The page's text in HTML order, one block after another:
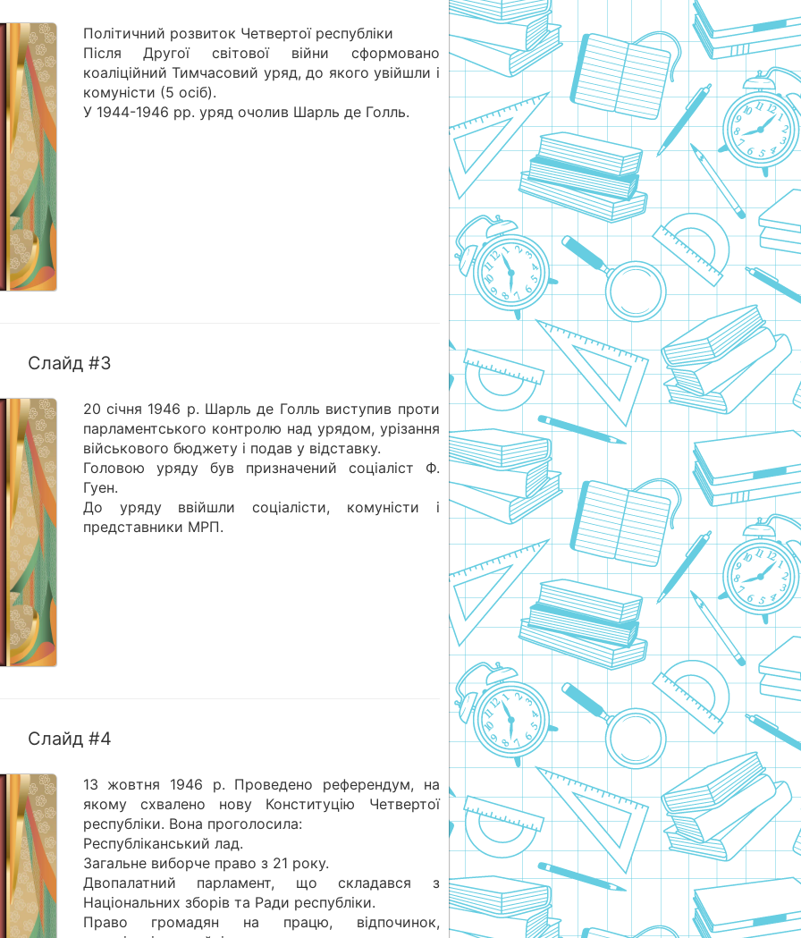
Політичний розвиток Четвертої республіки
Після Другої світової війни сформовано
коаліційний Тимчасовий уряд, до якого увійшли і
комуністи (5 осіб).
У 1944-1946 рр. уряд очолив Шарль де Голль.
Слайд #3
20 січня 1946 р. Шарль де Голль виступив проти
парламентського контролю над урядом, урізання
військового бюджету і подав у відставку.
Головою уряду був призначений соціаліст Ф.
Гуен.
До уряду ввійшли соціалісти, комуністи і
представники МРП.
Слайд #4
13 жовтня 1946 р. Проведено референдум, на
якому схвалено нову Конституцію Четвертої
республіки. Вона проголосила:
Республіканський лад.
Загальне виборче право з 21 року.
Двопалатний парламент, що складався з
Національних зборів та Ради республіки.
Право громадян на працю, відпочинок,